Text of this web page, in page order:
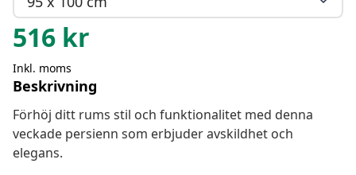
516 kr
Inkl. moms
Beskrivning
Förhöj ditt rums stil och funktionalitet med denna
veckade persienn som erbjuder avskildhet och
elegans.